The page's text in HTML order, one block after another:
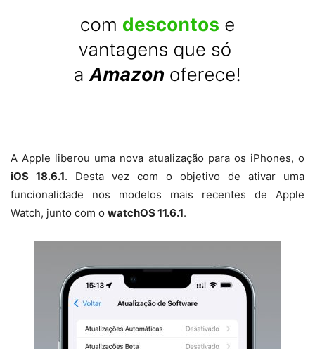
A Apple liberou uma nova atualização para os iPhones, o
iOS 18.6.1. Desta vez com o objetivo de ativar uma
funcionalidade nos modelos mais recentes de Apple
Watch, junto com o watchOS 11.6.1.